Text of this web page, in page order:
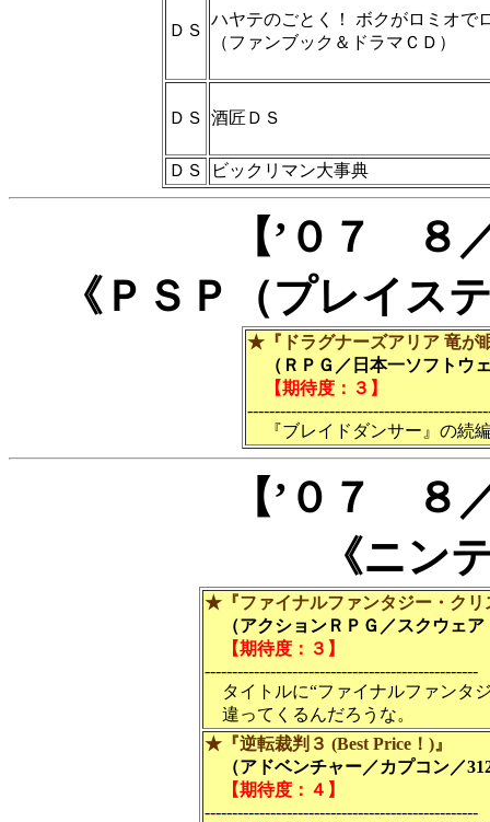
ＤＳ
ハヤテのごとく！ ボクがロミオで
（ファンブック＆ドラマＣＤ）
ＤＳ 酒匠ＤＳ
ＤＳ ビックリマン大事典
【’０７ ８
《ＰＳＰ（プレイス
★『ドラグナーズアリア 竜が
（ＲＰＧ／日本一ソフトウ
【期待度：３】
『ブレイドダンサー』の続
【’０７ ８
《ニン
★『ファイナルファンタジー・クリ
（アクションＲＰＧ／スクウェア
【期待度：３】
--------------------------------------------------
タイトルに“ファイナルファンタ
違ってくるんだろうな。
★『逆転裁判３ (Best Price！)』
（アドベンチャー／カプコン／
【期待度：４】
--------------------------------------------------